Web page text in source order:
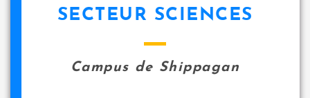
SECTEUR SCIENCES
Campus de Shippagan